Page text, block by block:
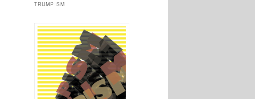
TRUMPISM